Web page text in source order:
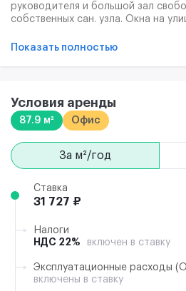
руководителя и большой зал
собственных сан. узла. Окна на
Блок расположен на 5-м этаже
Показать полностью
Условия аренды
87.9 м² Офис
за м²/год
Ставка
31 727 ₽
Налоги
НДС 22%
включен в ставку
Эксплуатационные расходы
включены в ставку